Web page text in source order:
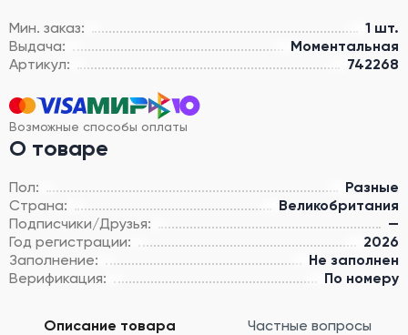
Мин. заказ:
1 шт.
Выдача:
Моментальная
Артикул:
742268
Возможные способы оплаты
О товаре
Пол:
Разные
Страна:
Великобритания
Подписчики/Друзья:
—
Год регистрации:
2026
Заполнение:
Не заполнен
Верификация:
По номеру
Описание товара Частные вопросы